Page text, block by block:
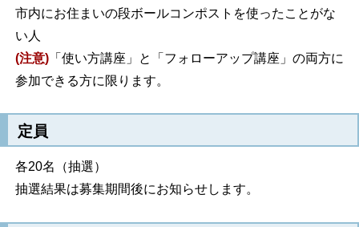
市内にお住まいの段ボールコンポストを使ったことがな
い人
(注意)「使い方講座」と「フォローアップ講座」の両方に
参加できる方に限ります。
定員
各20名（抽選）
抽選結果は募集期間後にお知らせします。